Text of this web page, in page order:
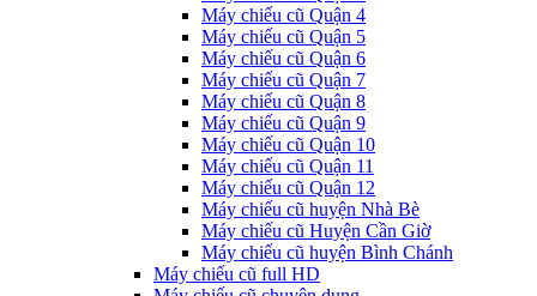
Máy chiếu cũ Quận 4
Máy chiếu cũ Quận 5
Máy chiếu cũ Quận 6
Máy chiếu cũ Quận 7
Máy chiếu cũ Quận 8
Máy chiếu cũ Quận 9
Máy chiếu cũ Quận 10
Máy chiếu cũ Quận 11
Máy chiếu cũ Quận 12
Máy chiếu cũ huyện Nhà Bè
Máy chiếu cũ Huyện Cần Giờ
Máy chiếu cũ huyện Bình Chánh
Máy chiếu cũ full HD